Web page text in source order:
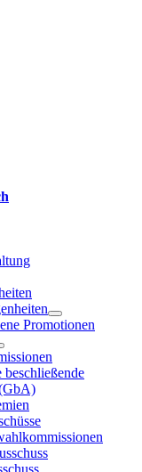
Promotionen
beschließende